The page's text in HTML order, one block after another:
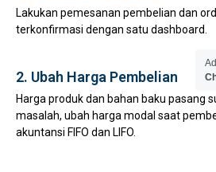
Lakukan pemesanan pembelian dan
terkonfirmasi dengan satu dashboard.
2. Ubah Harga Pembelian
Harga produk dan bahan baku pasang
masalah, ubah harga modal saat
akuntansi FIFO dan LIFO.